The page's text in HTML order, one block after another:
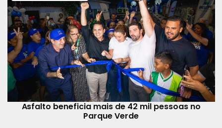
Asfalto beneficia mais de 42 mil pessoas no
Parque Verde